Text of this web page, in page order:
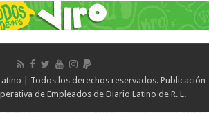
| Todos los derechos reservados. Publicación
de Empleados de Diario Latino de R. L.